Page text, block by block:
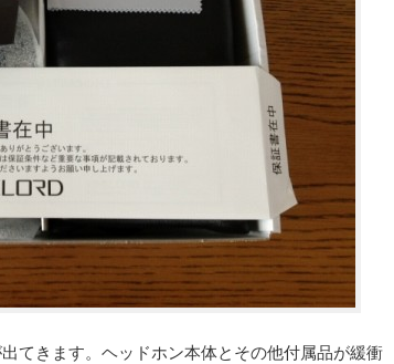
てきます。ヘッドホン本体とその他付属品が緩衝